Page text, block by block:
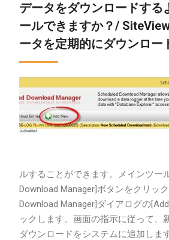
データをダウンロードする
ールできますか？/
ータを定期的にダウンロー
ルすることができます。メインツー
Download Manager]ボタンをクリッ
Download Manager]ダイアログの
ックします。画面の指示に従って、
ダウンロードをシステムに追加しま